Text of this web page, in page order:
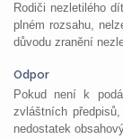
Rodiči nezletilého
plném rozsahu,
důvodu zranění
Odpor
Pokud není k
zvláštních
nedostatek